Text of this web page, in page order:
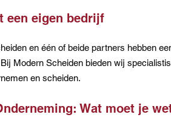
een eigen bedrijf
en één of beide partners hebben
Modern Scheiden bieden wij
en scheiden.
Wat moet je